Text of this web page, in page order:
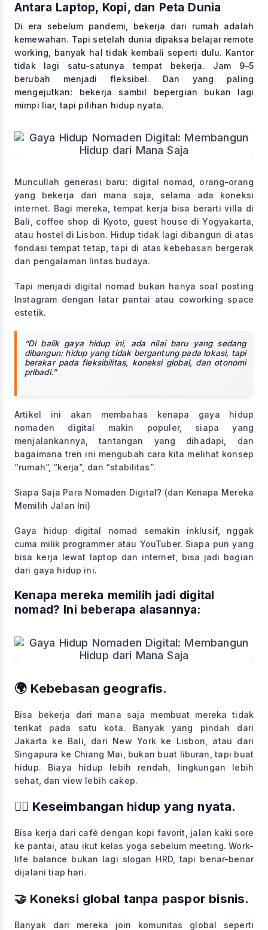
Antara Laptop, Kopi, dan Peta Dunia
Di era sebelum pandemi, bekerja dari rumah adalah
kemewahan. Tapi setelah dunia dipaksa belajar remote
working, banyak hal tidak kembali seperti dulu. Kantor
tidak lagi satu-satunya tempat bekerja. Jam 9–5
berubah menjadi fleksibel. Dan yang paling
mengejutkan: bekerja sambil bepergian bukan lagi
mimpi liar, tapi pilihan hidup nyata.
Muncullah generasi baru: digital nomad, orang-orang
yang bekerja dari mana saja, selama ada koneksi
internet. Bagi mereka, tempat kerja bisa berarti villa di
Bali, coffee shop di Kyoto, guest house di Yogyakarta,
atau hostel di Lisbon. Hidup tidak lagi dibangun di atas
fondasi tempat tetap, tapi di atas kebebasan bergerak
dan pengalaman lintas budaya.
Tapi menjadi digital nomad bukan hanya soal posting
Instagram dengan latar pantai atau coworking space
estetik.
“Di balik gaya hidup ini, ada nilai baru yang sedang
dibangun: hidup yang tidak bergantung pada lokasi, tapi
berakar pada fleksibilitas, koneksi global, dan otonomi
pribadi.”
Artikel ini akan membahas kenapa gaya hidup
nomaden digital makin populer, siapa yang
menjalankannya, tantangan yang dihadapi, dan
bagaimana tren ini mengubah cara kita melihat konsep
“rumah”, “kerja”, dan “stabilitas”.
Siapa Saja Para Nomaden Digital? (dan Kenapa Mereka
Memilih Jalan Ini)
Gaya hidup digital nomad semakin inklusif, nggak
cuma milik programmer atau YouTuber. Siapa pun yang
bisa kerja lewat laptop dan internet, bisa jadi bagian
dari gaya hidup ini.
Kenapa mereka memilih jadi digital
nomad? Ini beberapa alasannya:
🌍 Kebebasan geografis.
Bisa bekerja dari mana saja membuat mereka tidak
terikat pada satu kota. Banyak yang pindah dari
Jakarta ke Bali, dari New York ke Lisbon, atau dari
Singapura ke Chiang Mai, bukan buat liburan, tapi buat
hidup. Biaya hidup lebih rendah, lingkungan lebih
sehat, dan view lebih cakep.
🧘‍♂️ Keseimbangan hidup yang nyata.
Bisa kerja dari café dengan kopi favorit, jalan kaki sore
ke pantai, atau ikut kelas yoga sebelum meeting. Work-
life balance bukan lagi slogan HRD, tapi benar-benar
dijalani tiap hari.
🤝 Koneksi global tanpa paspor bisnis.
Banyak dari mereka join komunitas global seperti